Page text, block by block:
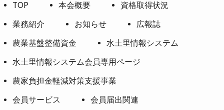
TOP 本会概要
資格取得状況
業務紹介
お知らせ
広報誌
農業基盤整備資金
水土里情報システム
水土里情報システム会員専用ページ
農家負担金軽減対策支援事業
会員サービス
会員届出関連